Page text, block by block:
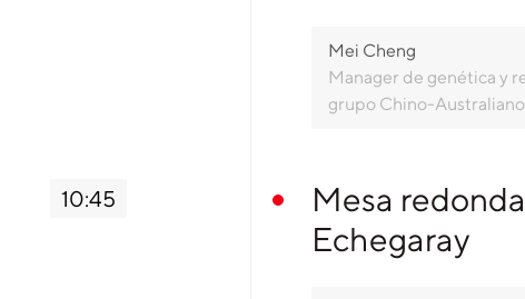
Mei Cheng
Manager de genética y
grupo Chino-
10:45
Mesa
Echegaray